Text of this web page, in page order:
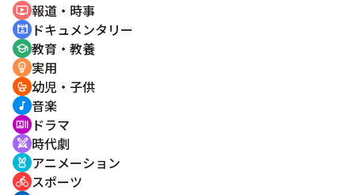
ondemand_video 報道・時事
cinematic_blur ドキュメンタリー
school 教育・教養
emoji_objects 実用
crib 幼児・子供
music_note 音楽
recent_actors ドラマ
swords 時代劇
cruelty_free アニメーション
directions_bike スポーツ